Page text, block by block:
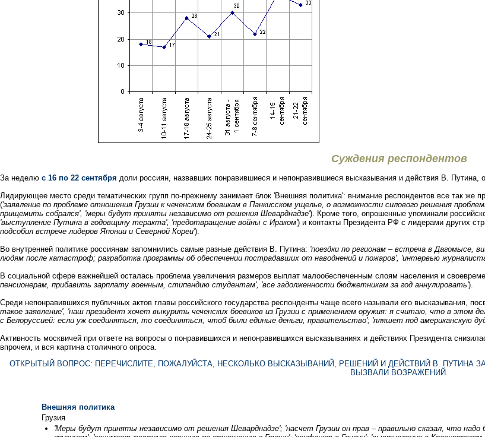
Суждения респондентов
За неделю с 16 по 22 сентября доли россиян, назвавших понравившиеся и непонравившиеся высказывания и действия В. Путина,
Лидирующее место среди тематических групп по-прежнему занимает блок 'Внешняя политика': внимание респондентов все так же
('заявление по проблеме отношения Грузии к чеченским боевикам в Панкисском ущелье, о возможности силового решения
прищемить собрался', 'меры будут приняты независимо от решения Шеварднадзе'). Кроме того, опрошенные упоминали
'выступление Путина в годовщину теракта', 'предотвращение войны с Ираком') и контакты Президента РФ с лидерами других
подсобил встрече лидеров Японии и Северной Кореи').
Во внутренней политике россиянам запомнились самые разные действия В. Путина: 'поездки по регионам – встреча в Дагомысе,
людям после катастроф; разработка программы об обеспечении пострадавших от наводнений и пожаров', 'интервью
В социальной сфере важнейшей осталась проблема увеличения размеров выплат малообеспеченным слоям населения и
пенсионерам, прибавить зарплату военным, стипендию студентам', 'все задолженности бюджетникам за год аннулировать').
Среди непонравившихся публичных актов главы российского государства респонденты чаще всего называли его высказывания,
такое заявление', 'наш президент хочет выкурить чеченских боевиков из Грузии с применением оружия: я считаю, что в этом
с Белоруссией: если уж соединяться, то соединяться, чтоб были единые деньги, правительство'; 'пляшет под американскую
Активность москвичей при ответе на вопросы о понравившихся и непонравившихся высказываниях и действиях Президента
впрочем, и вся картина столичного опроса.
ОТКРЫТЫЙ ВОПРОС: ПЕРЕЧИСЛИТЕ, ПОЖАЛУЙСТА, НЕСКОЛЬКО ВЫСКАЗЫВАНИЙ, РЕШЕНИЙ И ДЕЙСТВИЙ В.
ВЫЗВАЛИ ВОЗРАЖЕНИЙ.
Внешняя политика
Грузия
'Меры будут приняты независимо от решения Шеварднадзе'; 'насчет Грузии он прав – правильно сказал, что